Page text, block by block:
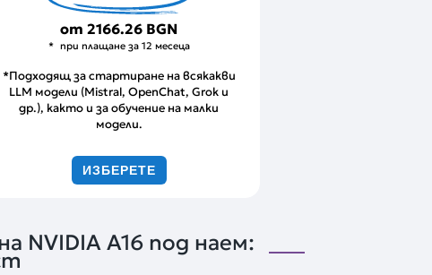
от2166.26 BGN
при плащане за 12 месеца
*Подходящ за стартиране на всякакви
LLM модели (Mistral, OpenChat, Grok и
др.), както и за обучение на малки
модели.
ИЗБЕРЕТЕ
NVIDIA A16 под наем: